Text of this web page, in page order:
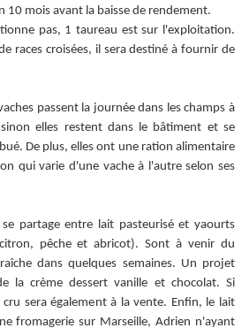
mois avant la baisse de rendement.
pas, 1 taureau est sur l'exploitation.
races croisées, il sera destiné à fournir de
passent la journée dans les champs à
elles restent dans le bâtiment et se
De plus, elles ont une ration alimentaire
qui varie d'une vache à l'autre selon ses
partage entre lait pasteurisé et yaourts
pêche et abricot). Sont à venir du
dans quelques semaines. Un projet
la crème dessert vanille et chocolat. Si
sera également à la vente. Enfin, le lait
fromagerie sur Marseille, Adrien n'ayant